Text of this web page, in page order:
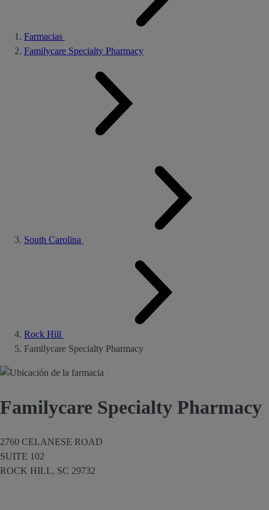
Farmacias
Familycare Specialty Pharmacy
South Carolina
Rock Hill
Familycare Specialty Pharmacy
Familycare Specialty Pharmacy
2760 CELANESE ROAD
SUITE 102
ROCK HILL, SC 29732